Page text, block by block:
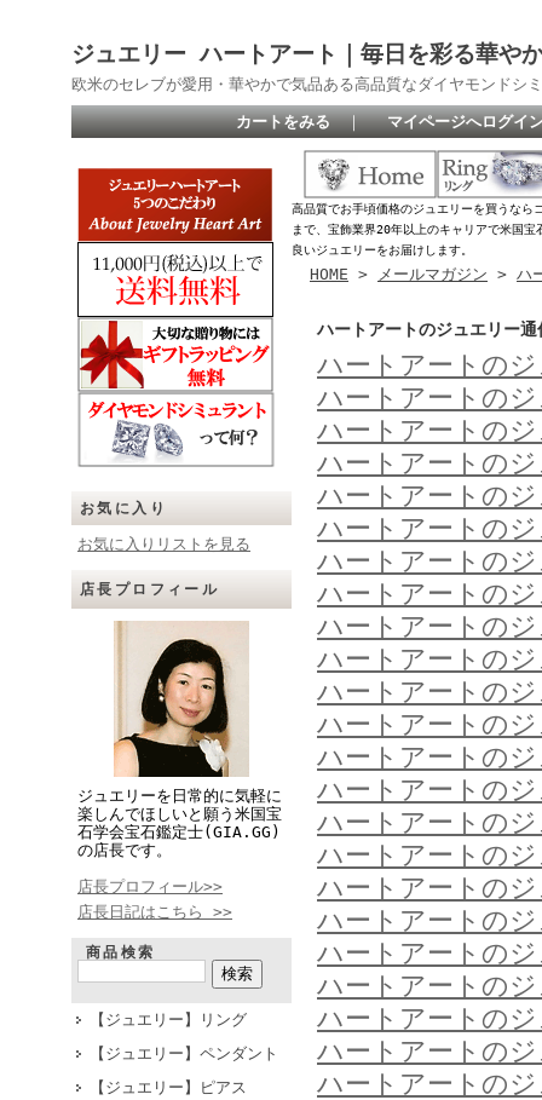
ジュエリー ハートアート｜毎日を彩る華や
欧米のセレブが愛用・華やかで気品ある高品質なダイヤモンドシ
カートをみる ｜ マイページへログイ
お気に入り
お気に入りリストを見る
店長プロフィール
ジュエリーを日常的に気軽に
楽しんでほしいと願う米国宝
石学会宝石鑑定士(GIA.GG)
の店長です。
店長プロフィール>>
店長日記はこちら >>
商品検索
【ジュエリー】リング
【ジュエリー】ペンダント
【ジュエリー】ピアス
高品質でお手頃価格のジュエリーを買うなら
まで、宝飾業界20年以上のキャリアで米国
良いジュエリーをお届けします。
HOME > メールマガジン > ハ
ハートアートのジュエリー
ハートアートの
ハートアートの
ハートアートの
ハートアートの
ハートアートの
ハートアートの
ハートアートの
ハートアートの
ハートアートの
ハートアートの
ハートアートの
ハートアートの
ハートアートの
ハートアートの
ハートアートの
ハートアートの
ハートアートの
ハートアートの
ハートアートの
ハートアートの
ハートアートの
ハートアートの
ハートアートの